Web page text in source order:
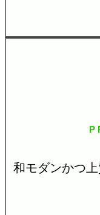
和モダンかつ